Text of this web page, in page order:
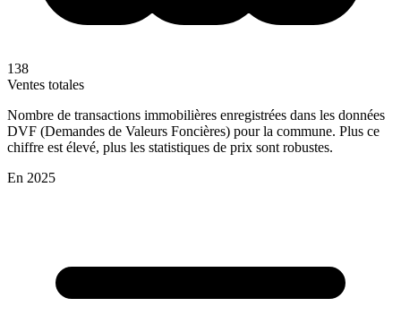
138
Ventes totales
Nombre de transactions immobilières enregistrées dans les données
DVF (Demandes de Valeurs Foncières) pour la commune. Plus ce
chiffre est élevé, plus les statistiques de prix sont robustes.
En 2025